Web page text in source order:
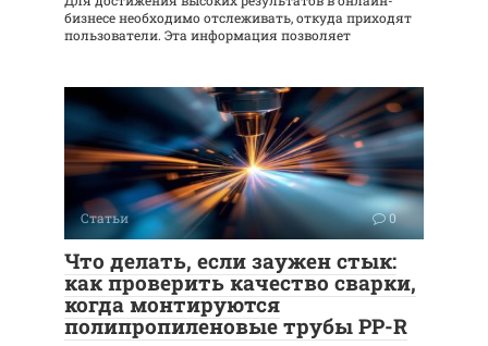
бизнесе необходимо отслеживать, откуда приходят
пользователи. Эта информация позволяет
Статьи 0
Что делать, если заужен стык:
как проверить качество сварки,
когда монтируются
полипропиленовые трубы PP-R